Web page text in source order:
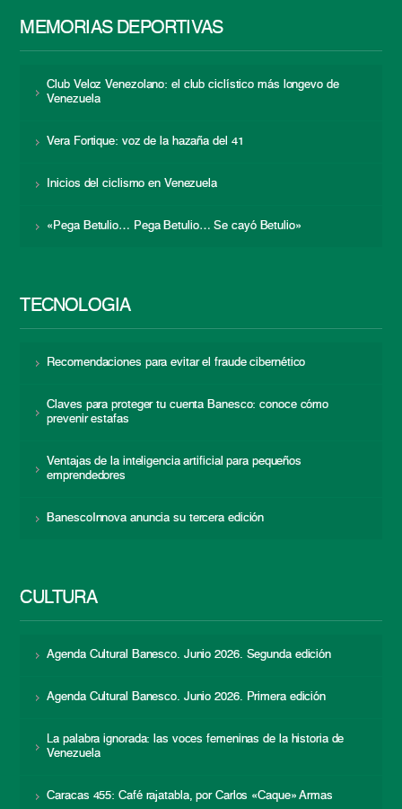
MEMORIAS DEPORTIVAS
Club Veloz Venezolano: el club ciclístico más longevo de
Venezuela
Vera Fortique: voz de la hazaña del 41
Inicios del ciclismo en Venezuela
«Pega Betulio… Pega Betulio… Se cayó Betulio»
TECNOLOGÍA
Recomendaciones para evitar el fraude cibernético
Claves para proteger tu cuenta Banesco: conoce cómo
prevenir estafas
Ventajas de la inteligencia artificial para pequeños
emprendedores
BanescoInnova anuncia su tercera edición
CULTURA
Agenda Cultural Banesco. Junio 2026. Segunda edición
Agenda Cultural Banesco. Junio 2026. Primera edición
La palabra ignorada: las voces femeninas de la historia de
Venezuela
Caracas 455: Café rajatabla, por Carlos «Caque» Armas